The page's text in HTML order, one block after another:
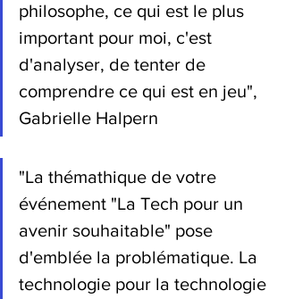
philosophe, ce qui est le plus
important pour moi, c'est
d'analyser, de tenter de
comprendre ce qui est en jeu",
Gabrielle Halpern
"La thémathique de votre
événement "La Tech pour un
avenir souhaitable" pose
d'emblée la problématique. La
technologie pour la technologie